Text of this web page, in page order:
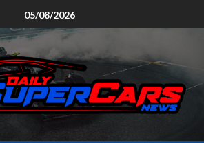
05/08/2026